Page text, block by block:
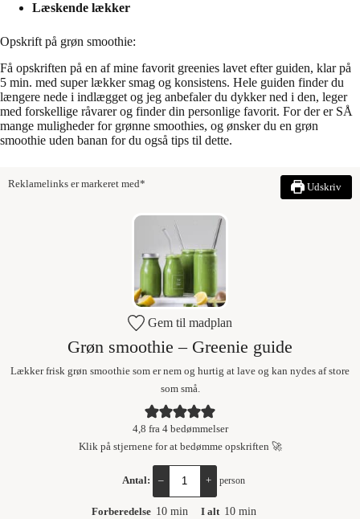
Læskende lækker
Opskrift på grøn smoothie:
Få opskriften på en af mine favorit greenies lavet efter guiden, klar på
5 min. med super lækker smag og konsistens. Hele guiden finder du
længere nede i indlægget og jeg anbefaler du dykker ned i den, leger
med forskellige råvarer og finder din personlige favorit. For der er SÅ
mange muligheder for grønne smoothies, og ønsker du en grøn
smoothie uden banan for du også tips til dette.
Reklamelinks er markeret med* Udskriv
Gem til madplan
Grøn smoothie – Greenie guide
Lækker frisk grøn smoothie som er nem og hurtig at lave og kan nydes af store
som små.
4,8 fra 4bedømmelser
Klik på stjernene for at bedømme opskriften 🚀
Antal: – + person
Forberedelse 10 min I alt 10 min